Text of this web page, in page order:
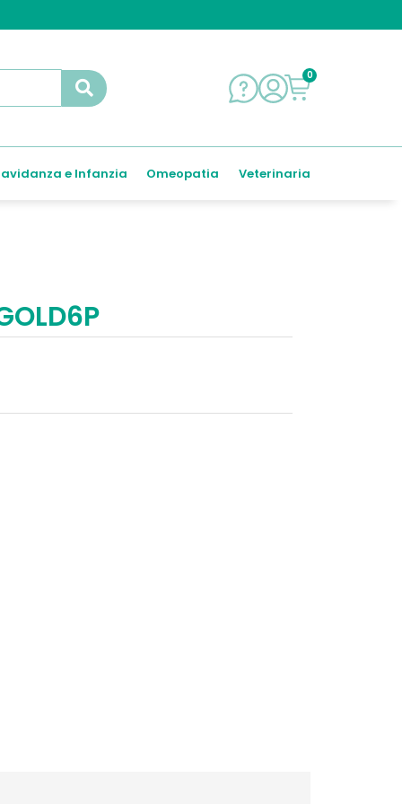
0
e Infanzia Omeopatia Veterinaria